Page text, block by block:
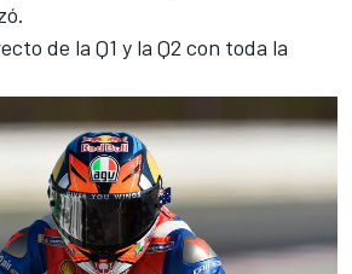
de la Q1 y la Q2 con toda la